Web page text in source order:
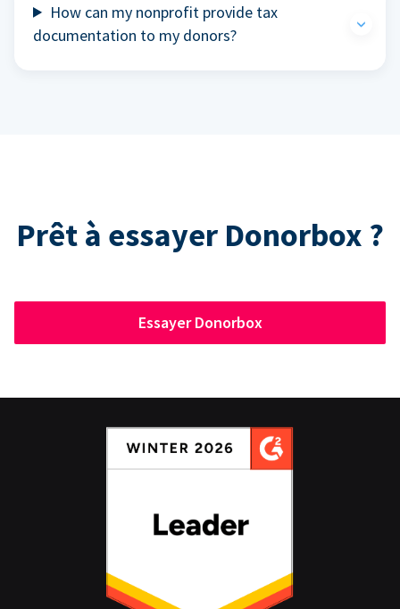
How can my nonprofit provide tax
documentation to my donors?
Prêt à essayer Donorbox ?
Essayer Donorbox